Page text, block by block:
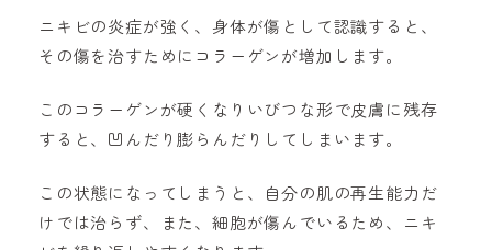
ニキビの炎症が強く、身体が傷として認識すると、
その傷を治すためにコラーゲンが増加します。
このコラーゲンが硬くなりいびつな形で皮膚に残存
すると、凹んだり膨らんだりしてしまいます。
この状態になってしまうと、自分の肌の再生能力だ
けでは治らず、また、細胞が傷んでいるため、ニキ